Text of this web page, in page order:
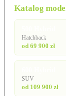
Katalog
Hatchback
od 69 900 zł
SUV
od 109 900 zł